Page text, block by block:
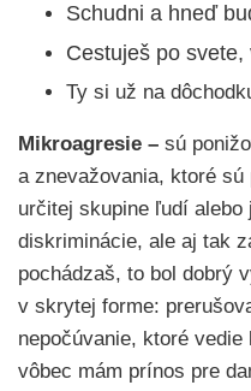
Schudni a hneď
Cestuješ po
Ty si už na
Mikroagresie – sú
a znevažovania, ktoré
určitej skupine ľudí alebo
diskriminácie, ale aj tak
pochádzaš, to bol dobrý
v skrytej forme:
nepočúvanie, ktoré
vôbec mám prínos pre